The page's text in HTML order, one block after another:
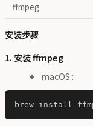
ffmpeg
安装步骤
1. 安装 ffmpeg
macOS：